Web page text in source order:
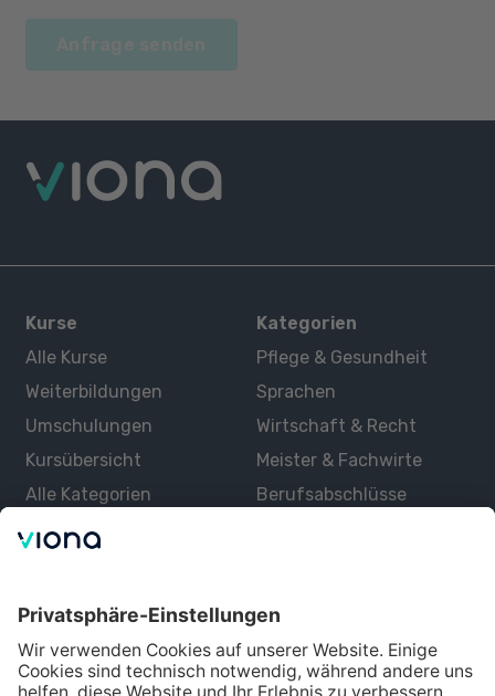
Kurse
Alle Kurse
Weiterbildungen
Umschulungen
Kursübersicht
Alle Kategorien
Kategorien
Pflege & Gesundheit
Sprachen
Wirtschaft & Recht
Meister & Fachwirte
Berufsabschlüsse
Über uns
Lernen mit Viona
Alle Partner
Partner werden